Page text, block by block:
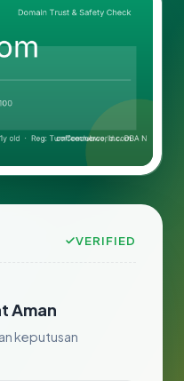
VERIFIED
Aman
keputusan